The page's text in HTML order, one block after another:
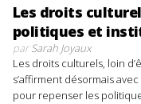
Les droits
politiques et
parSarah Joyaux
Les droits culturels, loin
s’affirment désormais
pour repenser les